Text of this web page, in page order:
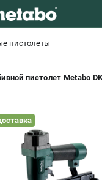
ЗАПЧАСТЬ
06-14 | +7 (8112) 59-10-67
пистолеты
пистолет Metabo